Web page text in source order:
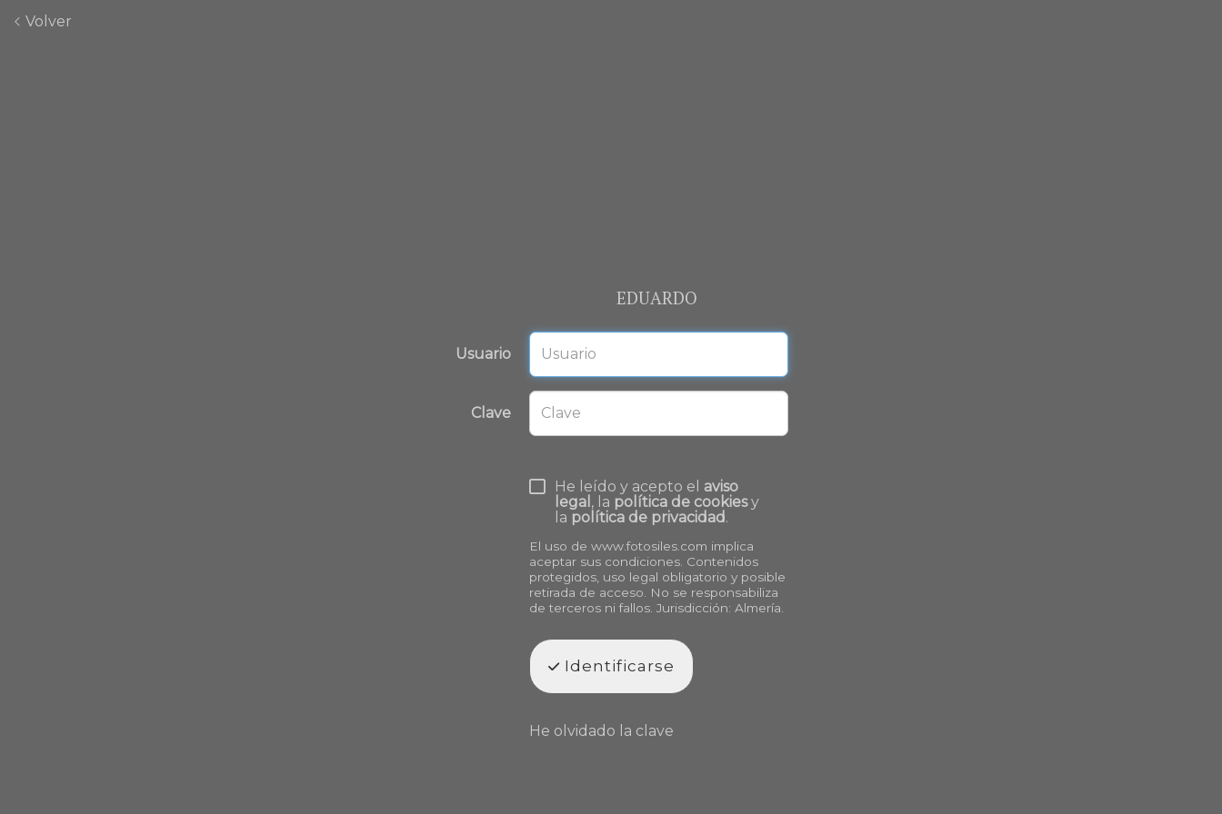
Volver
EDUARDO
Usuario
Clave
He leído y acepto el aviso
legal , la política de cookiesy
la política de privacidad.
El uso de www.fotosiles.com implica
aceptar sus condiciones. Contenidos
protegidos, uso legal obligatorio y posible
retirada de acceso. No se responsabiliza
de terceros ni fallos. Jurisdicción: Almería.
Identificarse
He olvidado la clave